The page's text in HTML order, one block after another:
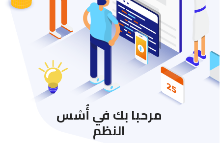
مرحبا بك في أُسُس
النظم